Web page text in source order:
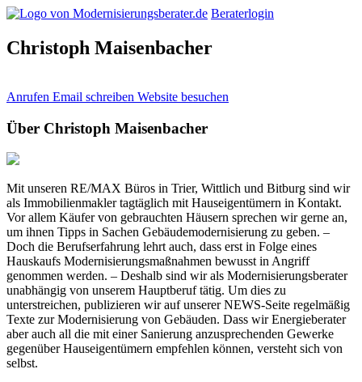
Beraterlogin
Christoph Maisenbacher
Anrufen Email schreiben Website besuchen
Über Christoph Maisenbacher
Mit unseren RE/MAX Büros in Trier, Wittlich und Bitburg sind wir
als Immobilienmakler tagtäglich mit Hauseigentümern in Kontakt.
Vor allem Käufer von gebrauchten Häusern sprechen wir gerne an,
um ihnen Tipps in Sachen Gebäudemodernisierung zu geben. –
Doch die Berufserfahrung lehrt auch, dass erst in Folge eines
Hauskaufs Modernisierungsmaßnahmen bewusst in Angriff
genommen werden. – Deshalb sind wir als Modernisierungsberater
unabhängig von unserem Hauptberuf tätig. Um dies zu
unterstreichen, publizieren wir auf unserer NEWS-Seite regelmäßig
Texte zur Modernisierung von Gebäuden. Dass wir Energieberater
aber auch all die mit einer Sanierung anzusprechenden Gewerke
gegenüber Hauseigentümern empfehlen können, versteht sich von
selbst.